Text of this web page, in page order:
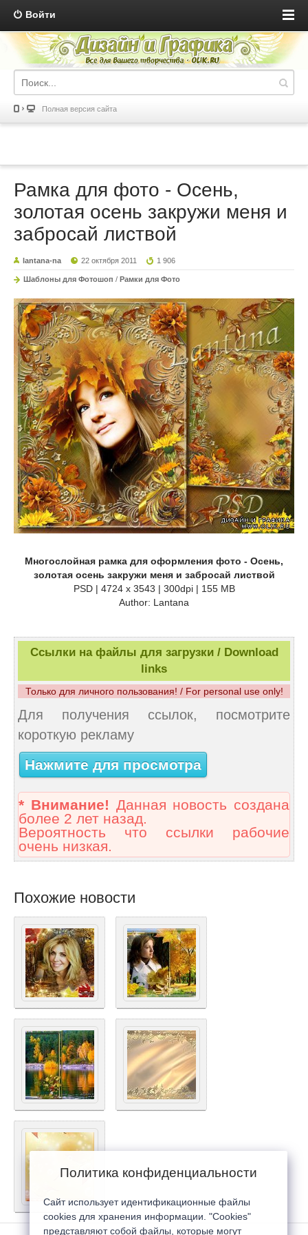
Войти
Полная версия сайта
Рамка для фото - Осень,
золотая осень закружи меня и
забросай листвой
lantana-na 22 октября 2011 1 906
Шаблоны для Фотошоп / Рамки для Фото
Многослойная рамка для оформления фото - Осень,
золотая осень закружи меня и забросай листвой
PSD | 4724 x 3543 | 300dpi | 155 MB
Author: Lantana
Ссылки на файлы для загрузки / Download
links
Только для личного пользования! / For personal use only!
Для получения ссылок, посмотрите
короткую рекламу
Нажмите для просмотра
* Внимание! Данная новость создана
более 2 лет назад.
Вероятность что ссылки рабочие
очень низкая.
Похожие новости
Политика конфиденциальности
Сайт использует идентификационные файлы
cookies для хранения информации. "Cookies"
представляют собой файлы, которые могут